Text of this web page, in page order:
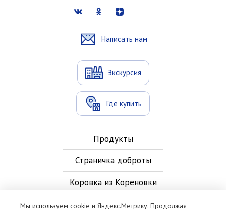
Написать нам
Экскурсия
Где купить
Продукты
Страничка доброты
Коровка из Кореновки
Новости
Мы используем cookie и Яндекс.Метрику. Продолжая